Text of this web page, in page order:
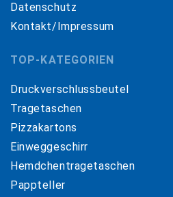
Datenschutz
Kontakt/Impressum
TOP-KATEGORIEN
Druckverschlussbeutel
Tragetaschen
Pizzakartons
Einweggeschirr
Hemdchentragetaschen
Pappteller